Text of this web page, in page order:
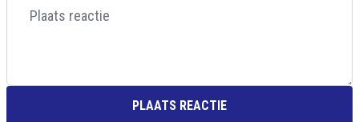
PLAATS REACTIE